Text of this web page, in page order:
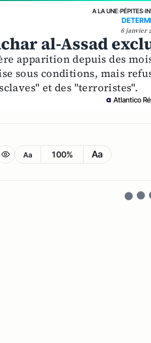
A LA UNE›PÉPITES›
6 janvier
al-Assad
apparition depuis des
sous conditions, mais
et des "terroristes".
Atlantico
Aa 100% Aa